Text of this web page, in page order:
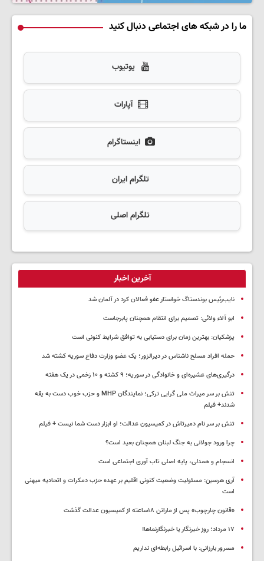
ما را در شبکه های اجتماعی دنبال کنید
یوتیوب
آپارات
اینستاگرام
تلگرام ایران
تلگرام اصلی
آخرین اخبار
نایب‌رئیس بوندستاگ خواستار عفو فعالان کرد در آلمان شد
ابو آلاء ولائی: تصمیم برای انتقام همچنان پابرجاست
پزشکیان‌: بهترین زمان برای دستیابی به توافق شرایط کنونی است
حمله افراد مسلح ناشناس در دیرالزور؛ یک عضو وزارت دفاع سوریه کشته شد
درگیری‌های عشیره‌ای و خانوادگی در سوریه؛ ۹ کشته و ۱۰ زخمی در یک هفته
تنش بر سر میراث ملی گرایی ترکی؛ نمایندگان MHP و حزب خوب دست به یقه
شدند+ فیلم
تنش بر سر نام دمیرتاش در کمیسیون عدالت؛ او ابزار دست شما نیست + فیلم
چرا ورود جولانی به جنگ لبنان همچنان بعید است؟
انسجام و همدلی، پایه اصلی تاب آوری اجتماعی است
آری هرسین: مسئولیت وضعیت کنونی اقلیم بر عهده حزب دمکرات و اتحادیه میهنی
است
«قانون چارچوب» پس از ماراتن ۱۸ساعته از کمیسیون عدالت گذشت
١٧ مرداد؛ روز خبرنگار یا خبرنگارنماها!
مسرور بارزانی: با اسرائیل رابطه‌ای نداریم